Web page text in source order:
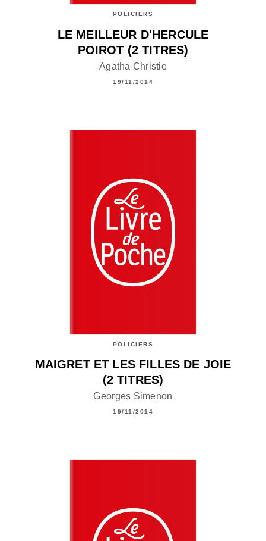
POLICIERS
LE MEILLEUR D'HERCULE
POIROT (2 TITRES)
Agatha Christie
19/11/2014
POLICIERS
MAIGRET ET LES FILLES DE JOIE
(2 TITRES)
Georges Simenon
19/11/2014